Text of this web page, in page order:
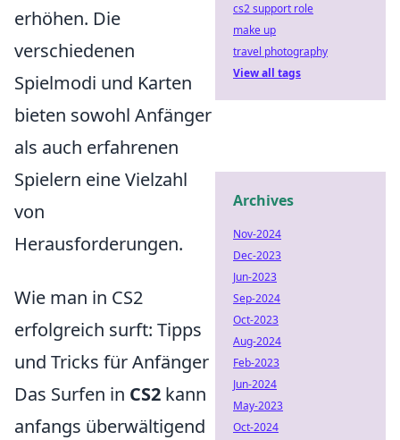
erhöhen. Die
verschiedenen
Spielmodi und Karten
bieten sowohl Anfänger
als auch erfahrenen
Spielern eine Vielzahl
von
Herausforderungen.
Wie man in CS2
erfolgreich surft: Tipps
und Tricks für Anfänger
Das Surfen in CS2 kann
anfangs überwältigend
cs2 support role
make up
travel photography
View all tags
Archives
Nov-2024
Dec-2023
Jun-2023
Sep-2024
Oct-2023
Aug-2024
Feb-2023
Jun-2024
May-2023
Oct-2024